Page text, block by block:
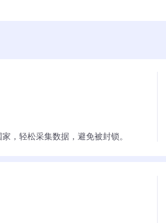
，轻松采集数据，避免被封锁。